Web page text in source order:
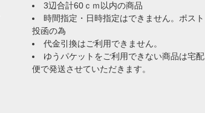
3辺合計60ｃｍ以内の商品
時間指定・日時指定はできません。ポスト
投函の為
代金引換はご利用できません。
ゆうパケットをご利用できない商品は宅配
便で発送させていただきます。